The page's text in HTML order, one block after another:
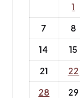
1
7
8
14
15
21
22
28
29